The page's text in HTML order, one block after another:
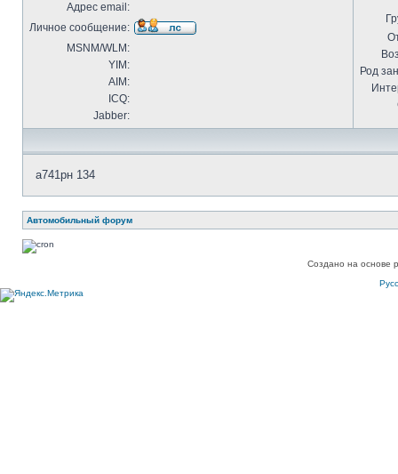
Адрес email:
Личное сообщение:
MSNM/WLM:
YIM:
AIM:
ICQ:
Jabber:
Род
а741рн 134
Автомобильный форум
Создано на основе